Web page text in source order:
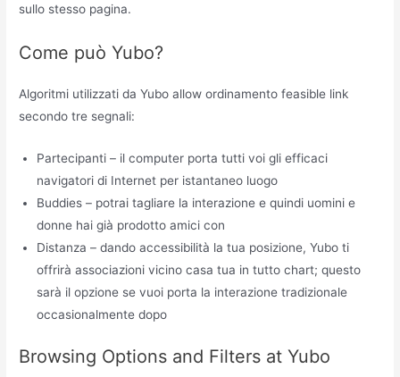
sullo stesso pagina.
Come può Yubo?
Algoritmi utilizzati da Yubo allow ordinamento feasible link
secondo tre segnali:
Partecipanti – il computer porta tutti voi gli efficaci
navigatori di Internet per istantaneo luogo
Buddies – potrai tagliare la interazione e quindi uomini e
donne hai già prodotto amici con
Distanza – dando accessibilità la tua posizione, Yubo ti
offrirà associazioni vicino casa tua in tutto chart; questo
sarà il opzione se vuoi porta la interazione tradizionale
occasionalmente dopo
Browsing Options and Filters at Yubo